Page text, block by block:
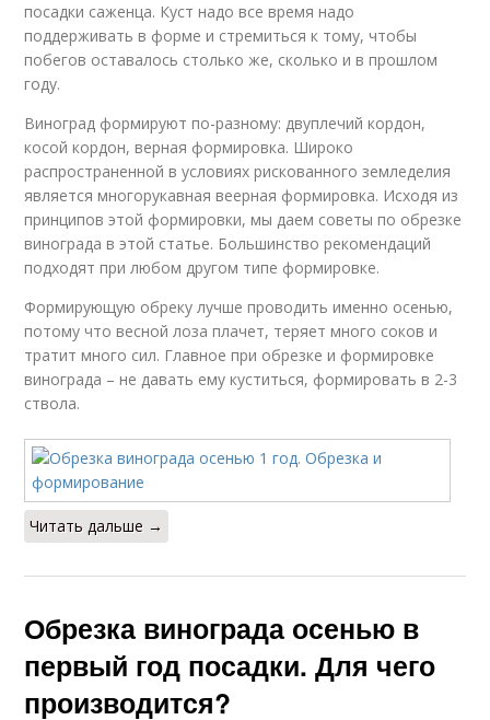
посадки саженца. Куст надо все время надо
поддерживать в форме и стремиться к тому, чтобы
побегов оставалось столько же, сколько и в прошлом
году.
Виноград формируют по-разному: двуплечий кордон,
косой кордон, верная формировка. Широко
распространенной в условиях рискованного земледелия
является многорукавная веерная формировка. Исходя из
принципов этой формировки, мы даем советы по обрезке
винограда в этой статье. Большинство рекомендаций
подходят при любом другом типе формировке.
Формирующую обреку лучше проводить именно осенью,
потому что весной лоза плачет, теряет много соков и
тратит много сил. Главное при обрезке и формировке
винограда – не давать ему куститься, формировать в 2-3
ствола.
Читать дальше →
Обрезка винограда осенью в
первый год посадки. Для чего
производится?